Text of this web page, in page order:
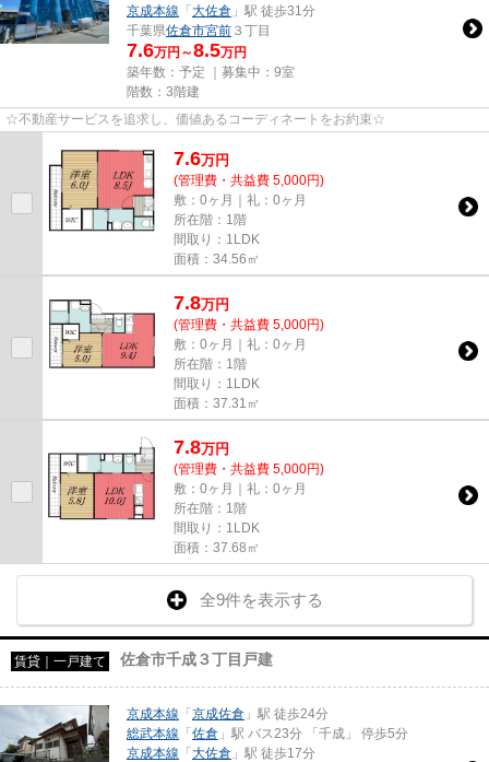
京成本線 「大佐倉 」駅 徒歩31分
千葉県佐倉市宮前 ３丁目
7.6万円～8.5万円
築年数：予定 ｜募集中： 9室
階数：3階建
☆不動産サービスを追求し、価値あるコーディネートをお約束☆
7.6万円
(管理費・共益費 5,000円)
敷：0ヶ月｜礼：0ヶ月
所在階：1階
間取り：1LDK
面積：34.56㎡
7.8万円
(管理費・共益費 5,000円)
敷：0ヶ月｜礼：0ヶ月
所在階：1階
間取り：1LDK
面積：37.31㎡
7.8万円
(管理費・共益費 5,000円)
敷：0ヶ月｜礼：0ヶ月
所在階：1階
間取り：1LDK
面積：37.68㎡
全9件を表示する
賃貸｜一戸建て 佐倉市千成３丁目戸建
京成本線 「京成佐倉 」駅 徒歩24分
総武本線 「佐倉 」駅 バス23分 「千成」 停歩5分
京成本線 「大佐倉 」駅 徒歩17分